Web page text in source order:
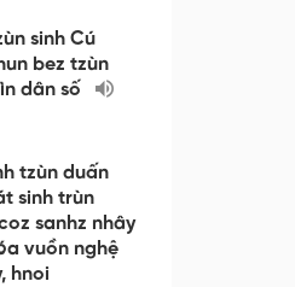
sinh Cú
bez tzùn
dân số
tzùn duấn
sinh trùn
sanhz nhây
vuồn nghệ
hnoi